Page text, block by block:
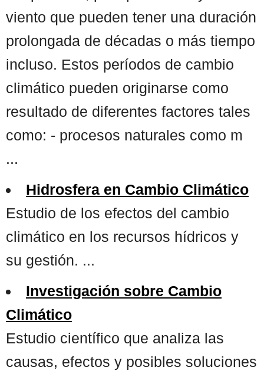
viento que pueden tener una duración
prolongada de décadas o más tiempo
incluso. Estos períodos de cambio
climático pueden originarse como
resultado de diferentes factores tales
como: - procesos naturales como m
...
Hidrosfera en Cambio Climático
Estudio de los efectos del cambio
climático en los recursos hídricos y
su gestión. ...
Investigación sobre Cambio
Climático
Estudio científico que analiza las
causas, efectos y posibles soluciones